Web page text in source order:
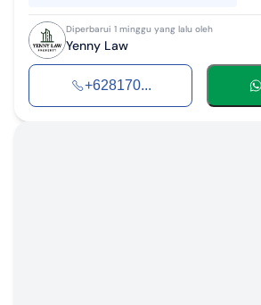
Diperbarui 1 minggu yang lalu oleh
Yenny Law
+628170...